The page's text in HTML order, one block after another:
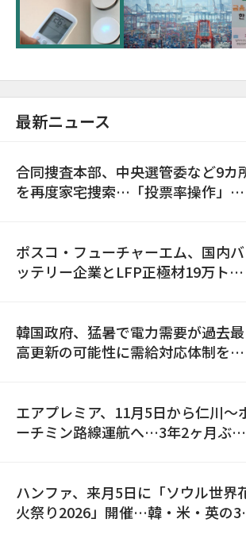
に需給対応体制を点検
最新ニュース
合同捜査本部、中央選管委など9カ
を再度家宅捜索…「投票率操作」の
ポスコ・フューチャーエム、国内バ
ッテリー企業とLFP正極材19万トン
韓国政府、猛暑で電力需要が過去最
高更新の可能性に需給対応体制を点
エアプレミア、11月5日から仁川〜
ーチミン路線運航へ…3年2ヶ月ぶり
ハンファ、来月5日に「ソウル世界
火祭り2026」開催…韓・米・英の3